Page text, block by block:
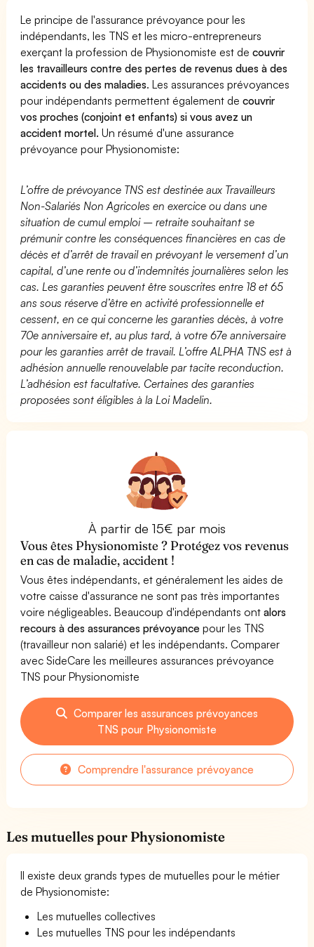
Le principe de l'assurance prévoyance pour les
indépendants, les TNS et les micro-entrepreneurs
exerçant la profession de Physionomiste est decouvrir
les travailleurs contre des pertes de revenus dues à des
accidents ou des maladies. Les assurances prévoyances
pour indépendants permettent également decouvrir
vos proches (conjoint et enfants) si vous avez un
accident mortel. Un résumé d'une assurance
prévoyance pour Physionomiste:
L’offre de prévoyance TNS est destinée aux Travailleurs
Non-Salariés Non Agricoles en exercice ou dans une
situation de cumul emploi – retraite souhaitant se
prémunir contre les conséquences financières en cas de
décès et d’arrêt de travail en prévoyant le versement d’un
capital, d’une rente ou d’indemnités journalières selon les
cas. Les garanties peuvent être souscrites entre 18 et 65
ans sous réserve d’être en activité professionnelle et
cessent, en ce qui concerne les garanties décès, à votre
70e anniversaire et, au plus tard, à votre 67e anniversaire
pour les garanties arrêt de travail. L’offre ALPHA TNS est à
adhésion annuelle renouvelable par tacite reconduction.
L’adhésion est facultative. Certaines des garanties
proposées sont éligibles à la Loi Madelin.
À partir de 15€ par mois
Vous êtes Physionomiste ? Protégez vos revenus
en cas de maladie, accident !
Vous êtes indépendants, et généralement les aides de
votre caisse d'assurance ne sont pas très importantes
voire négligeables. Beaucoup d'indépendants ontalors
recours à des assurances prévoyance pour les TNS
(travailleur non salarié) et les indépendants. Comparer
avec SideCare les meilleures assurances prévoyance
TNS pour Physionomiste
Comparer les assurances prévoyances
TNS pour Physionomiste
Comprendre l'assurance prévoyance
Les mutuelles pour Physionomiste
Il existe deux grands types de mutuelles pour le métier
de Physionomiste:
Les mutuelles collectives
Les mutuelles TNS pour les indépendants